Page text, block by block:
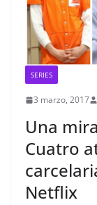
SERIES
3 marzo, 2017
Una
Cuatro
Netflix